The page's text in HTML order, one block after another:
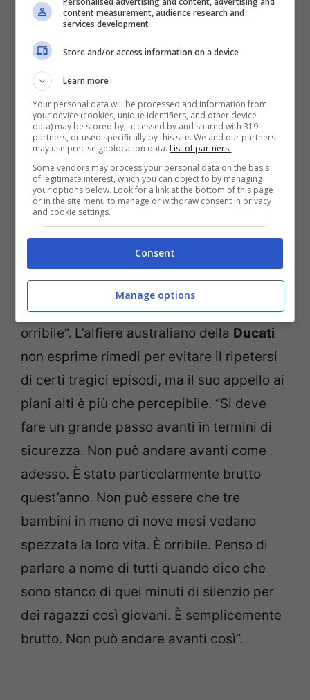
luminoso sui display delle moto per
avvisare di una caduta, di ridurre il numero
dei piloti. Ma saranno sufficienti questi
provvedimenti?
Il parere di Miller
Jack Millerè uno dei pochi piloti senza
troppi peli sulla lingua e le sue parole sono
cinicamente esemplari della stato d’animo
che serpeggia fra i piloti. “Questo sport è
affascinante che sia così incontaminato e
pericoloso. Dall’altro, è più che terribile, è
orribile”. L’alfiere australiano della Ducati
non esprime rimedi per evitare il ripetersi
di certi tragici episodi, ma il suo appello ai
piani alti è più che percepibile. “Si deve
fare un grande passo avanti in termini di
sicurezza. Non può andare avanti come
adesso. È stato particolarmente brutto
quest’anno. Non può essere che tre
bambini in meno di nove mesi vedano
spezzata la loro vita. È orribile. Penso di
parlare a nome di tutti quando dico che
sono stanco di quei minuti di silenzio per
dei ragazzi così giovani. È semplicemente
brutto. Non può andare avanti così”.
content measurement, audience research and
services development
Store and/or access information on a device
Learn more
Your personal data will be processed and information from
your device (cookies, unique identifiers, and other device
data) may be stored by, accessed by and shared with 319
partners, or used specifically by this site. We and our partners
may use precise geolocation data. List of partners.
Some vendors may process your personal data on the basis
of legitimate interest, which you can object to by managing
your options below. Look for a link at the bottom of this page
or in the site menu to manage or withdraw consent in privacy
and cookie settings.
Consent
Manage options